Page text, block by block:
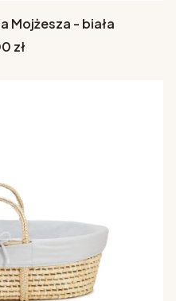
Mojżesza - biała
zł